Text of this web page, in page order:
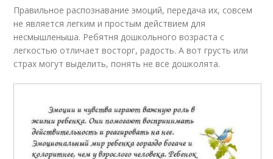
Правильное распознавание эмоций, передача их, совсем
не является легким и простым действием для
несмышленыша. Ребятня дошкольного возраста с
легкостью отличает восторг, радость. А вот грусть или
страх могут выделить, понять не все дошколята.